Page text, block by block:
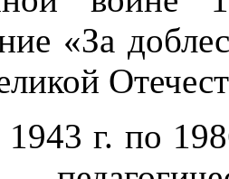
«За
г. по